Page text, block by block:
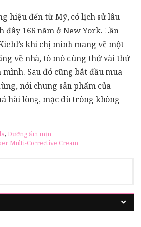
hiệu đến từ Mỹ, có lịch sử lâu
đây 166 năm ở New York. Lần
khi chị mình mang về một
về nhà, tò mò dùng thử vài thứ
Sau đó cũng bắt đầu mua
nói chung sản phẩm của
hài lòng, mặc dù trông không
, Dưỡng ẩm mịn
Multi-Corrective Cream